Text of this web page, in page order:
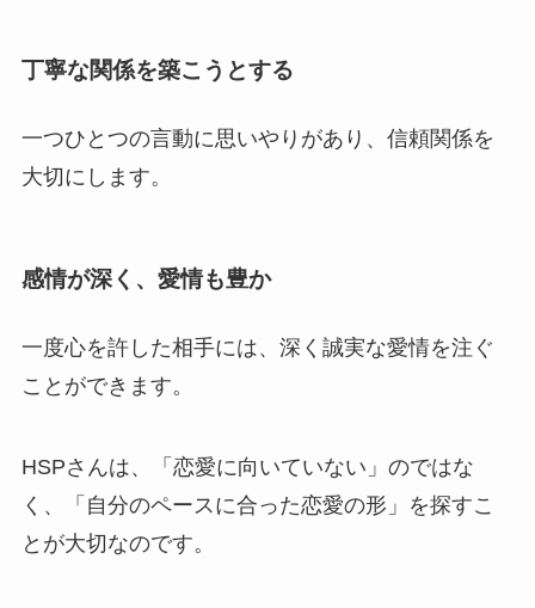
丁寧な関係を築こうとする
一つひとつの言動に思いやりがあり、信頼関係を
大切にします。
感情が深く、愛情も豊か
一度心を許した相手には、深く誠実な愛情を注ぐ
ことができます。
HSPさんは、「恋愛に向いていない」のではな
く、「自分のペースに合った恋愛の形」を探すこ
とが大切なのです。